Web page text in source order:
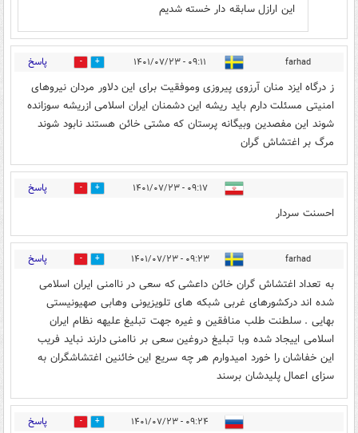
این ارازل سابقه دار خسته شدیم
farhad ۰۹:۱۱ - ۱۴۰۱/۰۷/۲۳ 26 پاسخ
ز درگاه ایزد منان آرزوی پیروزی وموفقیت برای این دلاور مردان نیروهای
امنیتی مسئلت دارم باید ریشه این دشمنان ایران اسلامی ازریشه سوزانده
شوند این مفصدین وبیگانه پرستان که مشتی خائن هستند نابود شوند
مرگ بر اغتشاش گران
۰۹:۱۷ - ۱۴۰۱/۰۷/۲۳ 21 پاسخ
احسنت سردار
farhad ۰۹:۲۳ - ۱۴۰۱/۰۷/۲۳ 15 پاسخ
به تعداد اغتشاش گران خائن داعشی که سعی در ناامنی ایران اسلامی
شده اند درکشورهای غربی شبکه های تلویزیونی وهابی صهیونیستی
بهایی . سلطنت طلب منافقین و غیره جهت تبلیغ علیهه نظام ایران
اسلامی اییجاد شده وبا تبلیغ دروغین سعی بر ناامنی دارند نباید فریب
این خفاشان را خورد امیدوارم هر چه سریع این خائنین اغتشاشگران به
سزای اعمال پلیدشان برسند
۰۹:۲۴ - ۱۴۰۱/۰۷/۲۳ 2 پاسخ